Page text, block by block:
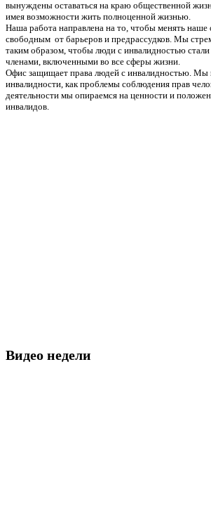
вынуждены оставаться на краю общественной
имея возможности жить полноценной жизнью.
Наша работа направлена на то, чтобы менять наше
свободным от барьеров и предрассудков. Мы
таким образом, чтобы люди с инвалидностью
членами, включенными во все сферы жизни.
Офис защищает права людей с инвалидностью. Мы
инвалидности, как проблемы соблюдения прав
деятельности мы опираемся на ценности и
инвалидов.
Видео недели